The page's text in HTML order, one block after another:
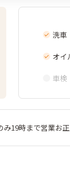
洗車
オイ
車検
み19時まで営業お